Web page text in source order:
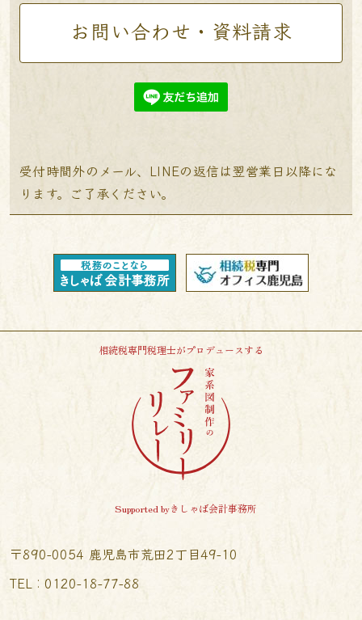
お問い合わせ・資料請求
受付時間外のメール、LINEの返信は翌営業日以降にな
ります。ご了承ください。
相続税専門税理士がプロデュースする
Supported byきしゃば会計事務所
〒890-0054 鹿児島市荒田2丁目49-10
TEL︰0120-18-77-88